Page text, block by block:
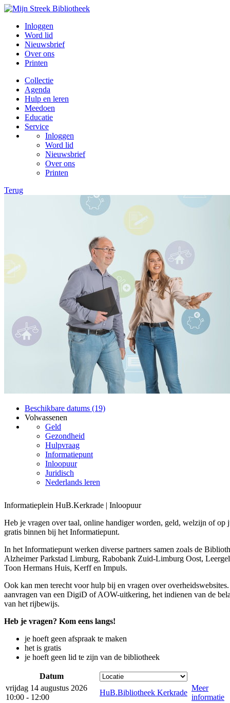
Inloggen
Word lid
Nieuwsbrief
Over ons
Printen
Collectie
Agenda
Hulp en leren
Meedoen
Educatie
Service
Inloggen
Word lid
Nieuwsbrief
Over ons
Printen
Terug
Beschikbare datums (19)
Volwassenen
Geld
Gezondheid
Hulpvraag
Informatiepunt
Inloopuur
Juridisch
Nederlands leren
Informatieplein HuB.Kerkrade | Inloopuur
Heb je vragen over taal, online handiger worden, geld, welzijn of op
gratis binnen bij het Informatiepunt.
In het Informatiepunt werken diverse partners samen zoals de
Alzheimer Parkstad Limburg, Rabobank Zuid-Limburg Oost,
Toon Hermans Huis, Kerff en Impuls.
Ook kan men terecht voor hulp bij en vragen over
aanvragen van een DigiD of AOW-uitkering, het indienen van de
van het rijbewijs.
Heb je vragen? Kom eens langs!
je hoeft geen afspraak te maken
het is gratis
je hoeft geen lid te zijn van de bibliotheek
Datum
vrijdag 14 augustus 2026
10:00 - 12:00
HuB.Bibliotheek Kerkrade
Meer
informatie